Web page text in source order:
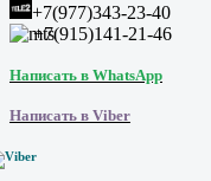
+7(977)343-23-40
+7(915)141-21-46
Написать в WhatsApp
Написать в Viber